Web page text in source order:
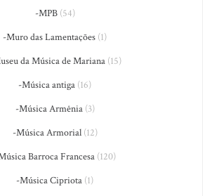
-MPB(54)
-Muro das Lamentações (1)
da Música de Mariana(15)
-Música antiga (16)
-Música Armênia(3)
-Música Armorial(12)
Barroca Francesa(120)
-Música Cipriota (1)